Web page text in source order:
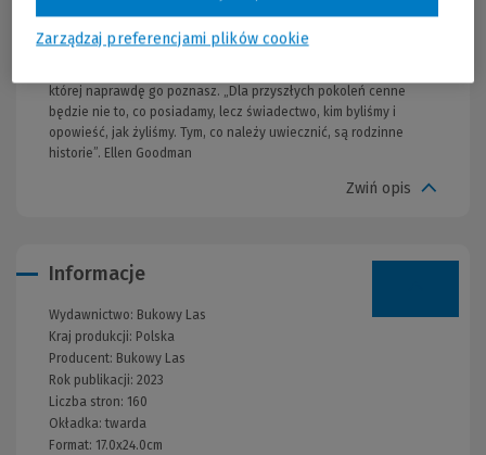
dzieciństwo, szkoła, hobby, przyjaźń, pierwsza miłość, ojcostwo,
kariera zawodowa, twój ojciec krok po kroku spisze historię
której naprawdę go poznasz. „Dla przyszłych pokoleń cenne
będzie nie to, co posiadamy, lecz świadectwo, kim byliśmy i
opowieść, jak żyliśmy. Tym, co należy uwiecznić, są rodzinne
historie”. Ellen Goodman
Zwiń opis
Informacje
Wydawnictwo: Bukowy Las
Kraj produkcji: Polska
Producent: Bukowy Las
Rok publikacji: 2023
Liczba stron: 160
Okładka:twarda
Format: 17.0x24.0cm
Zarządzaj preferencjami plików cookie